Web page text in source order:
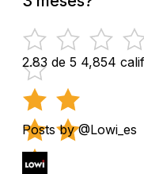
2.83 de 5 4,854
Posts by @Lowi_es